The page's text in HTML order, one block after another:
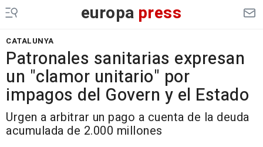
europa press
CATALUNYA
Patronales sanitarias expresan
un "clamor unitario" por
impagos del Govern y el Estado
Urgen a arbitrar un pago a cuenta de la deuda
acumulada de 2.000 millones